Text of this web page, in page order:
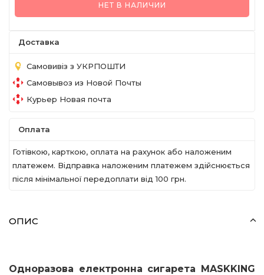
НЕТ В НАЛИЧИИ
Доставка
Самовивіз з УКРПОШТИ
Самовывоз из Новой Почты
Курьер Новая почта
Оплата
Готівкою, карткою, оплата на рахунок або наложеним
платежем. Відправка наложеним платежем здійснюється
після мінімальної передоплати вiд 100 грн.
ОПИС
Одноразова електронна сигарета MASKKING